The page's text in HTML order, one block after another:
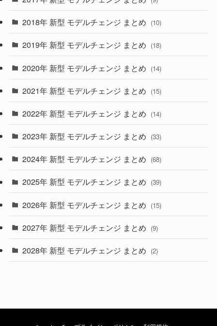
(4)
(30)
(27)
(33)
(10)
(35)
(10)
(9)
(22)
(4)
(9)
(4)
(1)
2018年 新型 モデルチェンジ まとめ (10)
2019年 新型 モデルチェンジ まとめ (18)
2020年 新型 モデルチェンジ まとめ (14)
2021年 新型 モデルチェンジ まとめ (15)
2022年 新型 モデルチェンジ まとめ (14)
2023年 新型 モデルチェンジ まとめ (33)
2024年 新型 モデルチェンジ まとめ (68)
2025年 新型 モデルチェンジ まとめ (39)
2026年 新型 モデルチェンジ まとめ (15)
2027年 新型 モデルチェンジ まとめ (9)
2028年 新型 モデルチェンジ まとめ (2)